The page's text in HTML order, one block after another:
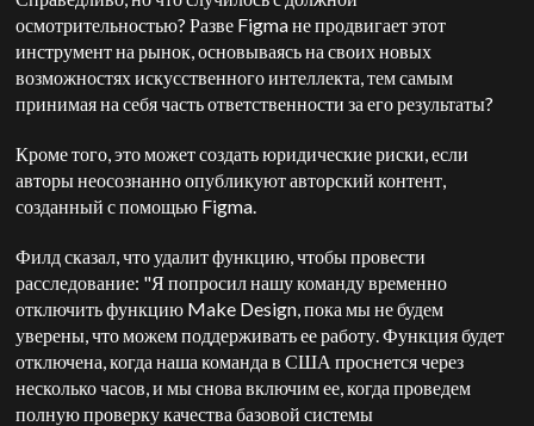
осмотрительностью? Разве Figma не продвигает этот
инструмент на рынок, основываясь на своих новых
возможностях искусственного интеллекта, тем самым
принимая на себя часть ответственности за его результаты?
Кроме того, это может создать юридические риски, если
авторы неосознанно опубликуют авторский контент,
созданный с помощью Figma.
Филд сказал, что удалит функцию, чтобы провести
расследование: "Я попросил нашу команду временно
отключить функцию Make Design, пока мы не будем
уверены, что можем поддерживать ее работу. Функция будет
отключена, когда наша команда в США проснется через
несколько часов, и мы снова включим ее, когда проведем
полную проверку качества базовой системы